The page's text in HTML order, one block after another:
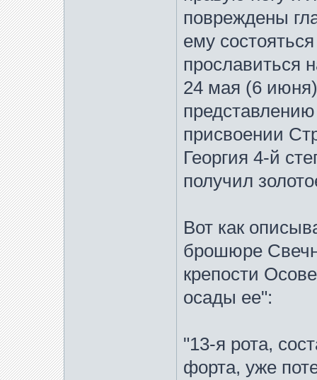
повреждены
ему
прославиться
24 мая (6
присвоении
Георгия 4-й
получил
Вот как
брошюре
крепости
осады ее":
"13-я рота,
форта, уже